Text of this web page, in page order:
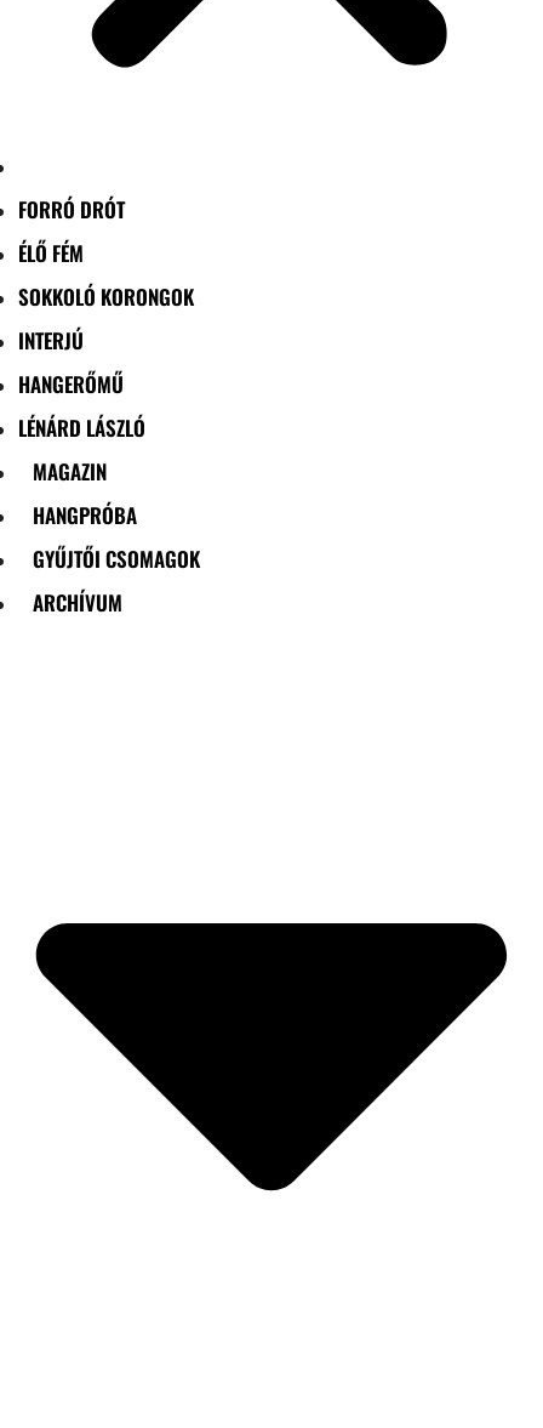
FORRÓ DRÓT
ÉLŐ FÉM
SOKKOLÓ KORONGOK
INTERJÚ
HANGERŐMŰ
LÉNÁRD LÁSZLÓ
MAGAZIN
HANGPRÓBA
GYŰJTŐI CSOMAGOK
ARCHÍVUM